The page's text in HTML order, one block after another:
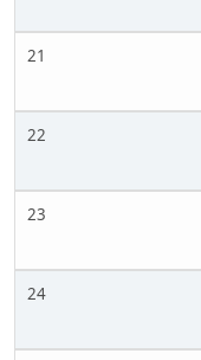
21
22
23
24